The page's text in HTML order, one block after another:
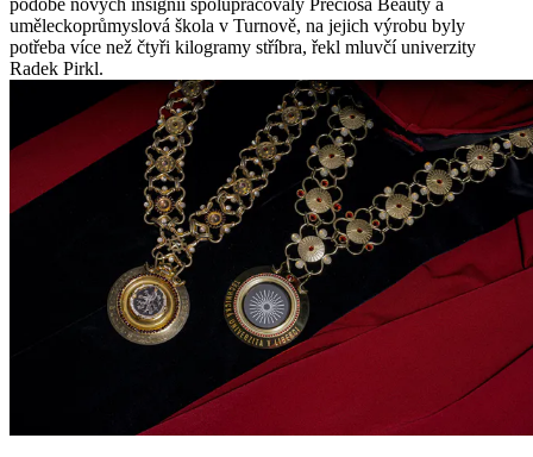
uměleckoprůmyslová škola v Turnově, na jejich výrobu byly
potřeba více než čtyři kilogramy stříbra, řekl mluvčí univerzity
Radek Pirkl.